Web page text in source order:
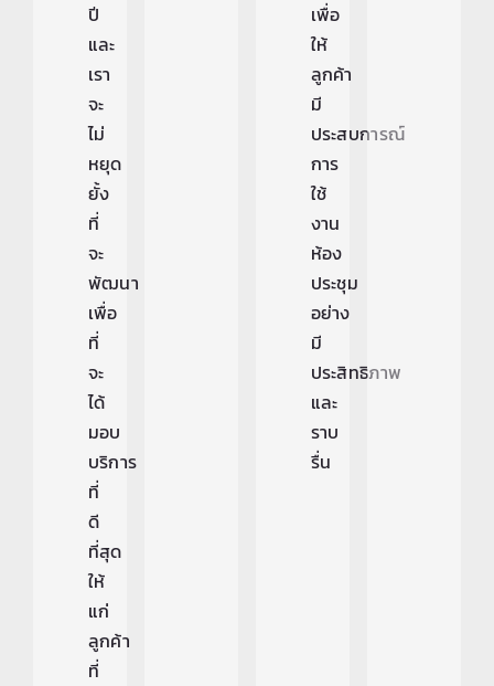
ปี
และ
เรา
จะ
ไม่
หยุด
ยั้ง
ที่
จะ
พัฒนา
เพื่อ
ที่
จะ
ได้
มอบ
บริการ
ที่
ดี
ที่สุด
ให้
แก่
ลูกค้า
ที่
เพื่อ
ให้
ลูกค้า
มี
ประสบการณ์
การ
ใช้
งาน
ห้อง
ประชุม
อย่าง
มี
ประสิทธิภาพ
และ
ราบ
รื่น